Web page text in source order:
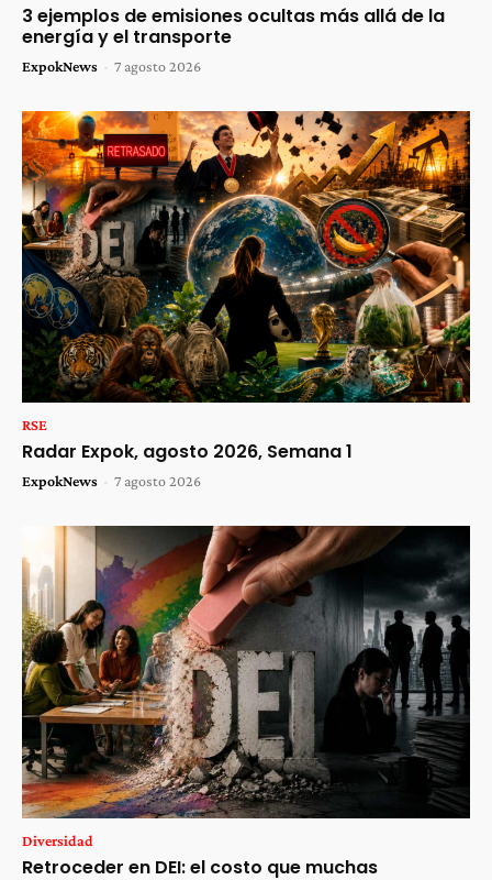
3 ejemplos de emisiones ocultas más allá de la
energía y el transporte
ExpokNews - 7 agosto 2026
RSE
Radar Expok, agosto 2026, Semana 1
ExpokNews - 7 agosto 2026
Diversidad
Retroceder en DEI: el costo que muchas